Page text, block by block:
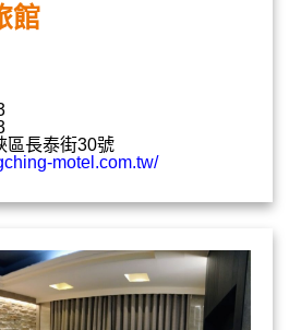
館
區長泰街30號
motel.com.tw/